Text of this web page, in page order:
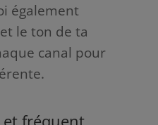
également
le ton de ta
canal pour
et fréquent